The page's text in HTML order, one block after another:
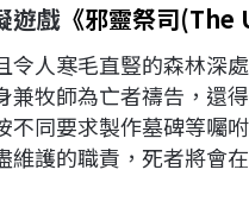
遊戲 《邪靈祭司
令人寒毛直豎的森林深
兼牧師為亡者禱告，還
不同要求製作墓碑等囑
維護的職責，死者將會